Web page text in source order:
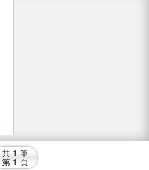
共 1 筆
第 1 頁